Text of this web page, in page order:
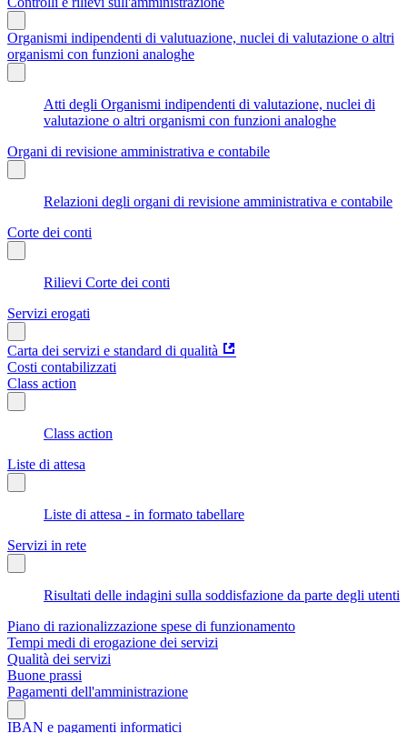
Organismi indipendenti di valutuazione, nuclei di valutazione o altri
organismi con funzioni analoghe
Atti degli Organismi indipendenti di valutazione, nuclei di
valutazione o altri organismi con funzioni analoghe
Organi di revisione amministrativa e contabile
Relazioni degli organi di revisione amministrativa e contabile
Corte dei conti
Rilievi Corte dei conti
Servizi erogati
Carta dei servizi e standard di qualità
Costi contabilizzati
Class action
Class action
Liste di attesa
Liste di attesa - in formato tabellare
Servizi in rete
Risultati delle indagini sulla soddisfazione da parte degli utenti
Piano di razionalizzazione spese di funzionamento
Tempi medi di erogazione dei servizi
Qualità dei servizi
Buone prassi
Pagamenti dell'amministrazione
IBAN e pagamenti informatici